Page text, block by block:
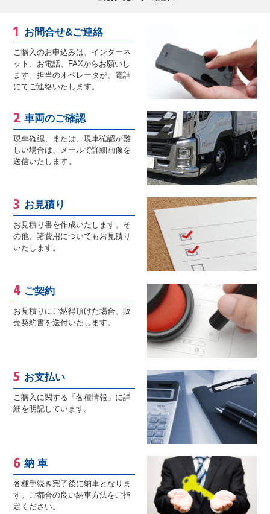
お問合せ&ご連絡
ご購入のお申込みは、インターネ
ット、お電話、FAXからお願いし
ます。担当のオペレータが、電話
にてご連絡いたします。
車両のご確認
現車確認、または、現車確認が難
しい場合は、メールで詳細画像を
送信いたします。
お見積り
お見積り書を作成いたします。そ
の他、諸費用についてもお見積り
いたします。
ご契約
お見積りにご納得頂けた場合、販
売契約書を送付いたします。
お支払い
ご購入に関する「各種情報」に詳
細を明記しています。
納 車
各種手続き完了後に納車となりま
す。ご都合の良い納車方法をご指
定ください。